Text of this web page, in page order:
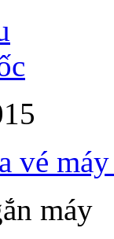
vé
máy